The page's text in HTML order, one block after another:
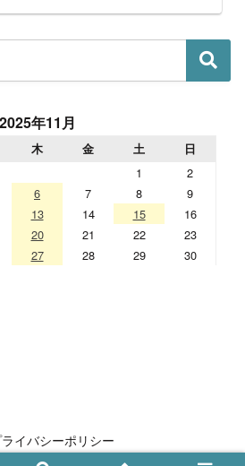
2025年11月
木 金 土 日
1
2
6 7 8
9
13 14 15
16
20 21 22
23
27 28 29 30
イバシーポリシー